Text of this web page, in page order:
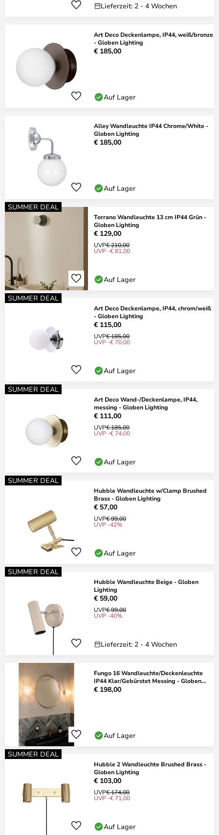
Lieferzeit: 2 - 4 Wochen
Art Deco Deckenlampe, IP44, weiß/bronze
- Globen Lighting
€ 185,00
Auf Lager
Alley Wandleuchte IP44 Chrome/White -
Globen Lighting
€ 185,00
Auf Lager
SUMMER DEAL
Torrano Wandleuchte 13 cm IP44 Grün -
Globen Lighting
€ 129,00
UVP€ 210,00
UVP -€ 81,00
Auf Lager
SUMMER DEAL
Art Deco Deckenlampe, IP44, chrom/weiß
- Globen Lighting
€ 115,00
UVP€ 185,00
UVP -€ 70,00
Auf Lager
SUMMER DEAL
Art Deco Wand-/Deckenlampe, IP44,
messing - Globen Lighting
€ 111,00
UVP€ 185,00
UVP -€ 74,00
Auf Lager
SUMMER DEAL
Hubble Wandleuchte w/Clamp Brushed
Brass - Globen Lighting
€ 57,00
UVP€ 99,00
UVP -42%
Auf Lager
SUMMER DEAL
Hubble Wandleuchte Beige - Globen
Lighting
€ 59,00
UVP€ 99,00
UVP -40%
Lieferzeit: 2 - 4 Wochen
Fungo 16 Wandleuchte/Deckenleuchte
IP44 Klar/Gebürstet Messing - Globen
Lighting
€ 198,00
Auf Lager
SUMMER DEAL
Hubble 2 Wandleuchte Brushed Brass -
Globen Lighting
€ 103,00
UVP€ 174,00
UVP -€ 71,00
Auf Lager